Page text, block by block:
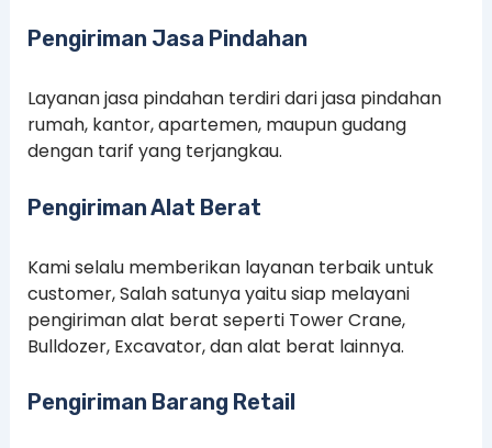
Pengiriman Jasa Pindahan
Layanan jasa pindahan terdiri dari jasa pindahan
rumah, kantor, apartemen, maupun gudang
dengan tarif yang terjangkau.
Pengiriman Alat Berat
Kami selalu memberikan layanan terbaik untuk
customer, Salah satunya yaitu siap melayani
pengiriman alat berat seperti Tower Crane,
Bulldozer, Excavator, dan alat berat lainnya.
Pengiriman Barang Retail